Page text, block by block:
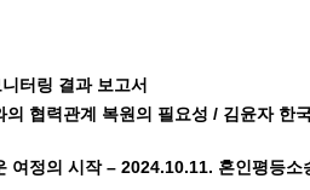
터링 결과 보고서
의 협력관계 복원의 필요성 / 김윤자 한
여정의 시작 – 2024.10.11. 혼인평등